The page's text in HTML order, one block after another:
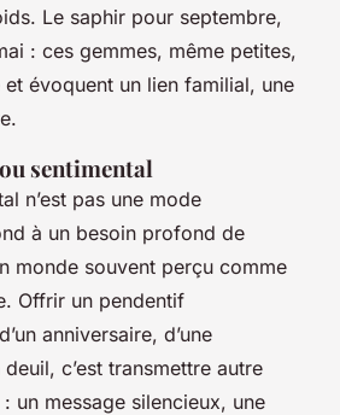
Le saphir pour septembre,
: ces gemmes, même petites,
évoquent un lien familial, une
sentimental
n’est pas une mode
à un besoin profond de
monde souvent perçu comme
Offrir un pendentif
anniversaire, d’une
deuil, c’est transmettre autre
un message silencieux, une